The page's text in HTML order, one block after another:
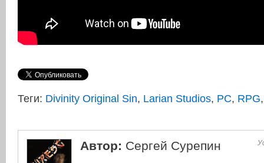
Теги: Divinity Original Sin, Larian Studios, PC, RPG
Автор: Сергей Сурепин